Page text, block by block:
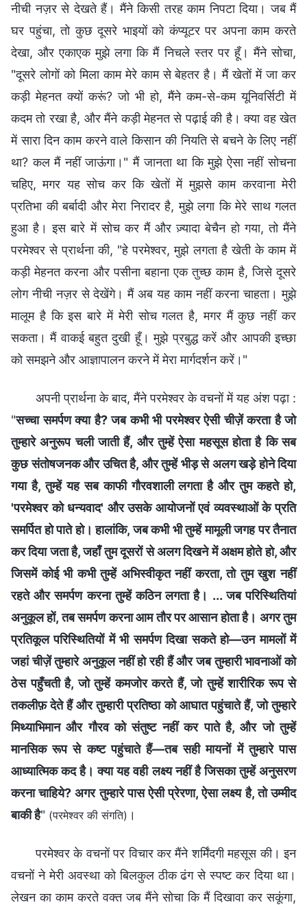
नीची नज़र से देखते हैं। मैंने किसी तरह काम निपटा दिया। जब मैं
घर पहुंचा, तो कुछ दूसरे भाइयों को कंप्यूटर पर अपना काम करते
देखा, और एकाएक मुझे लगा कि मैं निचले स्तर पर हूँ। मैंने सोचा,
"दूसरे लोगों को मिला काम मेरे काम से बेहतर है। मैं खेतों में जा कर
कड़ी मेहनत क्यों करूं? जो भी हो, मैंने कम-से-कम यूनिवर्सिटी में
कदम तो रखा है, और मैंने कड़ी मेहनत से पढ़ाई की है। क्या वह खेत
में सारा दिन काम करने वाले किसान की नियति से बचने के लिए नहीं
था? कल मैं नहीं जाऊंगा।" मैं जानता था कि मुझे ऐसा नहीं सोचना
चहिए, मगर यह सोच कर कि खेतों में मुझसे काम करवाना मेरी
प्रतिभा की बर्बादी और मेरा निरादर है, मुझे लगा कि मेरे साथ गलत
हुआ है। इस बारे में सोच कर मैं और ज़्यादा बेचैन हो गया, तो मैंने
परमेश्वर से प्रार्थना की, "हे परमेश्वर, मुझे लगता है खेती के काम में
कड़ी मेहनत करना और पसीना बहाना एक तुच्छ काम है, जिसे दूसरे
लोग नीची नज़र से देखेंगे। मैं अब यह काम नहीं करना चाहता। मुझे
मालूम है कि इस बारे में मेरी सोच गलत है, मगर मैं कुछ नहीं कर
सकता। मैं वाकई बहुत दुखी हूँ। मुझे प्रबुद्ध करें और आपकी इच्छा
को समझने और आज्ञापालन करने में मेरा मार्गदर्शन करें।"
अपनी प्रार्थना के बाद, मैंने परमेश्वर के वचनों में यह अंश पढ़ा :
"सच्चा समर्पण क्या है? जब कभी भी परमेश्वर ऐसी चीज़ें करता है जो
तुम्हारे अनुरूप चली जाती हैं, और तुम्हें ऐसा महसूस होता है कि सब
कुछ संतोषजनक और उचित है, और तुम्हें भीड़ से अलग खड़े होने दिया
गया है, तुम्हें यह सब काफी गौरवशाली लगता है और तुम कहते हो,
'परमेश्वर को धन्यवाद' और उसके आयोजनों एवं व्यवस्थाओं के प्रति
समर्पित हो पाते हो। हालांकि, जब कभी भी तुम्हें मामूली जगह पर तैनात
कर दिया जता है, जहाँ तुम दूसरों से अलग दिखने में अक्षम होते हो, और
जिसमें कोई भी कभी तुम्हें अभिस्वीकृत नहीं करता, तो तुम खुश नहीं
रहते और समर्पण करना तुम्हें कठिन लगता है। ... जब परिस्थितियां
अनुकूल हों, तब समर्पण करना आम तौर पर आसान होता है। अगर तुम
प्रतिकूल परिस्थितियों में भी समर्पण दिखा सकते हो—उन मामलों में
जहां चीज़ें तुम्हारे अनुकूल नहीं हो रही हैं और जब तुम्हारी भावनाओं को
ठेस पहुँचती है, जो तुम्हें कमजोर करते हैं, जो तुम्हें शारीरिक रूप से
तकलीफ़ देते हैं और तुम्हारी प्रतिष्ठा को आघात पहुंचाते हैं, जो तुम्हारे
मिथ्याभिमान और गौरव को संतुष्ट नहीं कर पाते है, और जो तुम्हें
मानसिक रूप से कष्ट पहुंचाते हैं—तब सही मायनों में तुम्हारे पास
आध्यात्मिक कद है। क्या यह वही लक्ष्य नहीं है जिसका तुम्हें अनुसरण
करना चाहिये? अगर तुम्हारे पास ऐसी प्रेरणा, ऐसा लक्ष्य है, तो उम्मीद
बाकी है" (परमेश्‍वर की संगति) ।
परमेश्वर के वचनों पर विचार कर मैंने शर्मिंदगी महसूस की। इन
वचनों ने मेरी अवस्था को बिलकुल ठीक ढंग से स्पष्ट कर दिया था।
लेखन का काम करते वक्त जब मैंने सोचा कि मैं दिखावा कर सकूंगा,